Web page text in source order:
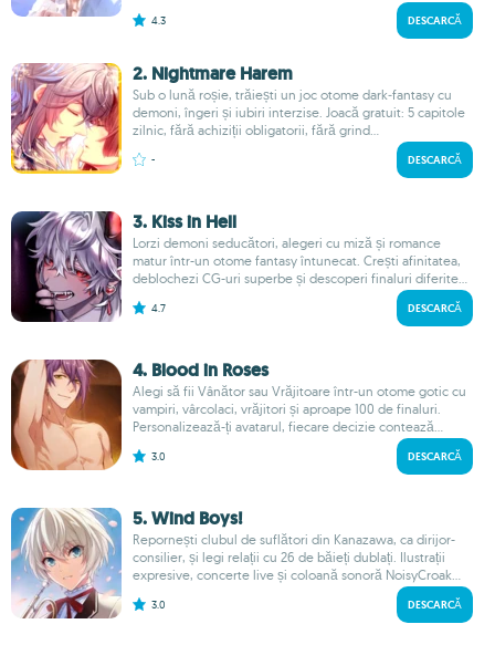
4.3 DESCARCĂ
2. Nightmare Harem
Sub o lună roșie, trăiești un joc otome dark‑fantasy cu
demoni, îngeri și iubiri interzise. Joacă gratuit: 5 capitole
zilnic, fără achiziții obligatorii, fără grind...
- DESCARCĂ
3. Kiss in Hell
Lorzi demoni seducători, alegeri cu miză și romance
matur într-un otome fantasy întunecat. Crești afinitatea,
deblochezi CG-uri superbe și descoperi finaluri diferite...
4.7 DESCARCĂ
4. Blood in Roses
Alegi să fii Vânător sau Vrăjitoare într-un otome gotic cu
vampiri, vârcolaci, vrăjitori și aproape 100 de finaluri.
Personalizează-ți avatarul, fiecare decizie contează...
3.0 DESCARCĂ
5. Wind Boys!
Repornești clubul de suflători din Kanazawa, ca dirijor-
consilier, și legi relații cu 26 de băieți dublați. Ilustrații
expresive, concerte live și coloană sonoră NoisyCroak...
3.0 DESCARCĂ